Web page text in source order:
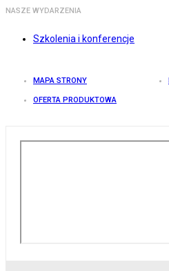
NASZE WYDARZENIA
Szkolenia i konferencje
MAPA STRONY
OFERTA PRODUKTOWA